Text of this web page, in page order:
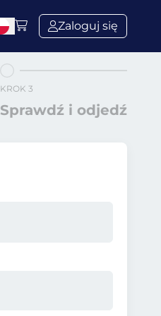
Zaloguj się
KROK 3
Sprawdź i odjedź